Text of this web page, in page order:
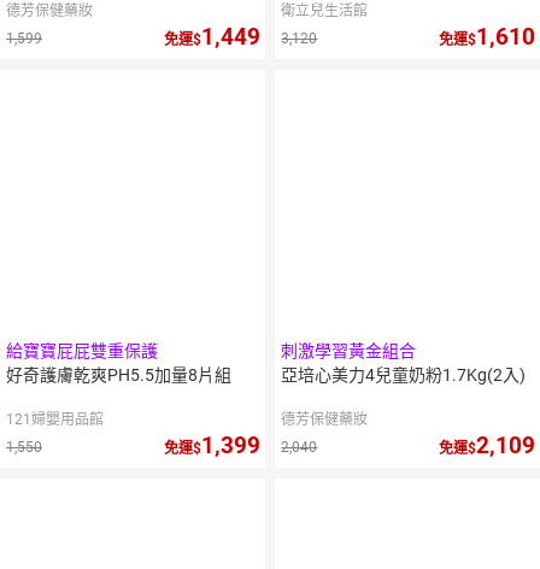
德芳保健藥妝
1,599
免運 1,449
衛立兒生活館
3,120
免運 1,610
給寶寶屁屁雙重保護
好奇護膚乾爽PH5.5加量8片組
121婦嬰用品館
1,550
免運 1,399
刺激學習黃金組合
亞培心美力4兒童奶粉1.7Kg(2入)
德芳保健藥妝
2,040
免運 2,109